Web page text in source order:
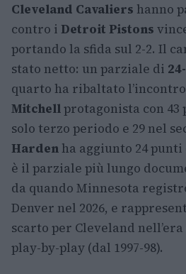
Cleveland Cavaliers hanno
contro i Detroit Pistons
portando la sfida sul 2-2. Il
stato netto: un parziale di
quarto ha ribaltato
Mitchellprotagonista con 43
solo terzo periodo e 29 nel
Harden ha aggiunto 24 punti
è il parziale più lungo
da quando Minnesota
Denver nel 2026, e
scarto per Cleveland
play-by-play (dal 1997-98).